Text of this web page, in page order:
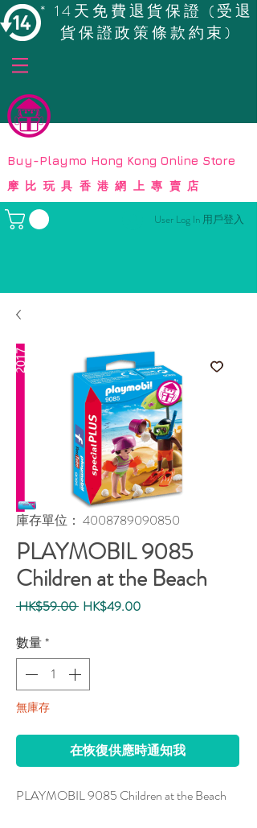
* 14天免費退貨保證 (受退
貨保證政策條款約束)
© Copyright
Buy-Playmo Hong Kong Online Store
摩比玩具香港網上專賣店
User Log In 用戶登入
庫存單位： 4008789090850
PLAYMOBIL 9085
Children at the Beach
HK$59.00 一
格
HK$49.00促
數量*
無庫存
在恢復供應時通知我
PLAYMOBIL 9085 Children at the Beach